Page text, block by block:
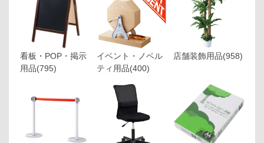
看板・POP・掲示
用品(795)
イベント・ノベル
ティ用品(400)
店舗装飾用品(958)